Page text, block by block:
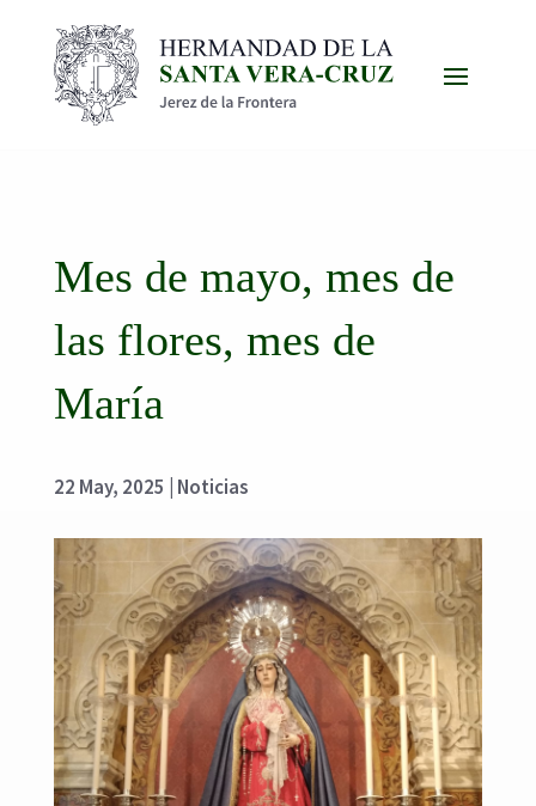
Mes de mayo, mes de
las flores, mes de
María
22 May, 2025 Noticias